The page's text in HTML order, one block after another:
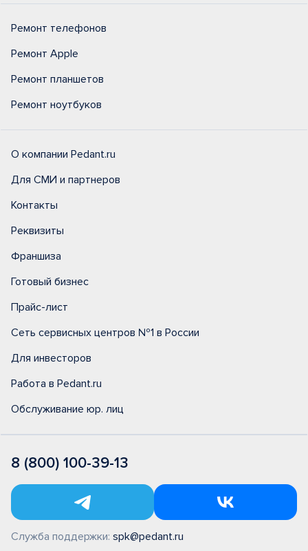
Ремонт телефонов
Ремонт Apple
Ремонт планшетов
Ремонт ноутбуков
О компании Pedant.ru
Для СМИ и партнеров
Контакты
Реквизиты
Франшиза
Готовый бизнес
Прайс-лист
Сеть сервисных центров №1 в России
Для инвесторов
Работа в Pedant.ru
Обслуживание юр. лиц
8 (800) 100-39-13
Служба поддержки: spk@pedant.ru